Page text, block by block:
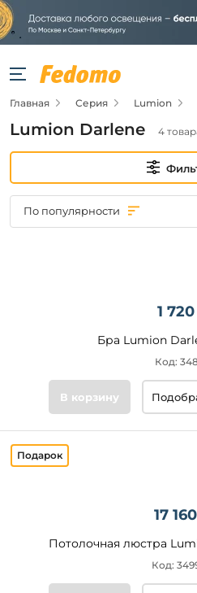
Фильтры
Цена
от
основания
Стиль
Главная Серия Lumion
Lumion Darlene 4
По популярности
1
Бра Lumion
Код:
В корзину
17
Потолочная люстра
Код: